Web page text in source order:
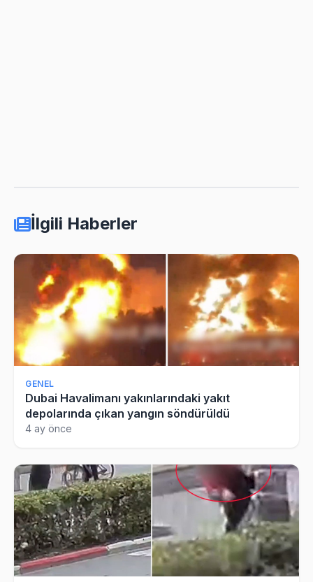
İlgili Haberler
GENEL
Dubai Havalimanı yakınlarındaki yakıt
depolarında çıkan yangın söndürüldü
4 ay önce